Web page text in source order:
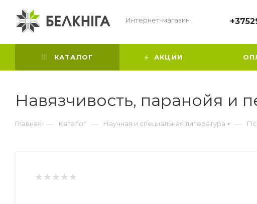
Интернет-магазин
КАТАЛОГ АКЦИИ
Навязчивость, паранойя и
Главная — Каталог — Научная и специальная литература —